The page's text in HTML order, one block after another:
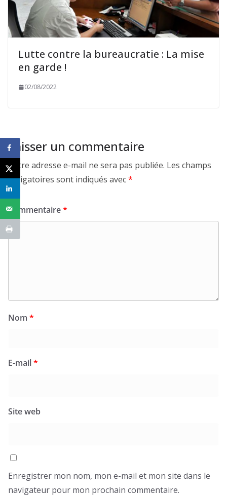
Lutte contre la bureaucratie : La mise
en garde !
02/08/2022
Laisser un commentaire
Votre adresse e-mail ne sera pas publiée. Les champs
obligatoires sont indiqués avec*
Commentaire*
Nom *
E-mail*
Site web
Enregistrer mon nom, mon e-mail et mon site dans le
navigateur pour mon prochain commentaire.